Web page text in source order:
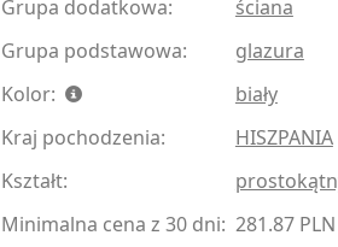
Grupa dodatkowa:
ściana
Grupa podstawowa:
glazura
Kolor:
biały
Kraj pochodzenia:
HISZPANIA
Kształt:
Minimalna cena z 30 dni: 281.87